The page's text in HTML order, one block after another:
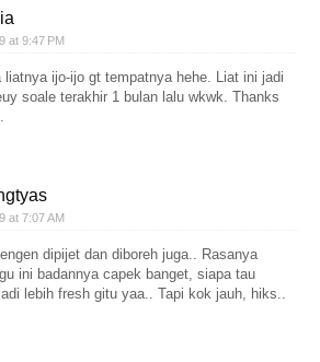
at 9:47 PM
liatnya ijo-ijo gt tempatnya hehe. Liat ini jadi
soale terakhir 1 bulan lalu wkwk. Thanks
at 7:07 AM
dipijet dan diboreh juga.. Rasanya
ini badannya capek banget, siapa tau
lebih fresh gitu yaa.. Tapi kok jauh, hiks..